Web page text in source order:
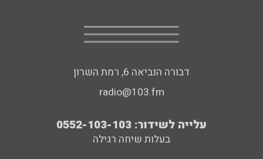
דבורה הנביאה 6, רמת השרון
radio@103.fm
עלייה לשידור: 0552-103-103
בעלות שיחה רגילה